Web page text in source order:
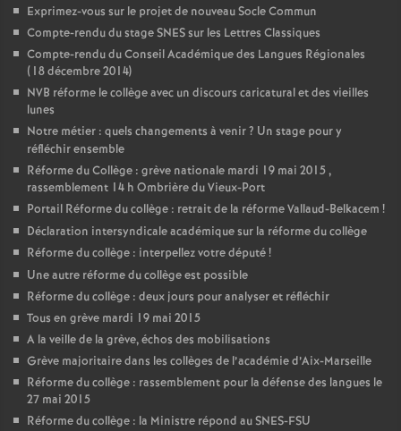
Exprimez-vous sur le projet de nouveau Socle Commun
Compte-rendu du stage SNES sur les Lettres Classiques
Compte-rendu du Conseil Académique des Langues Régionales
(18 décembre 2014)
NVB réforme le collège avec un discours caricatural et des vieilles
lunes
Notre métier : quels changements à venir? Un stage pour y
réfléchir ensemble
Réforme du Collège : grève nationale mardi 19 mai 2015 ,
rassemblement 14 h Ombrière du Vieux-Port
Portail Réforme du collège : retrait de la réforme Vallaud-Belkacem !
Déclaration intersyndicale académique sur la réforme du collège
Réforme du collège : interpellez votre député!
Une autre réforme du collège est possible
Réforme du collège : deux jours pour analyser et réfléchir
Tous en grève mardi 19 mai 2015
A la veille de la grève, échos des mobilisations
Grève majoritaire dans les collèges de l’académie d’Aix-Marseille
Réforme du collège : rassemblement pour la défense des langues le
27 mai 2015
Réforme du collège : la Ministre répond au SNES-FSU